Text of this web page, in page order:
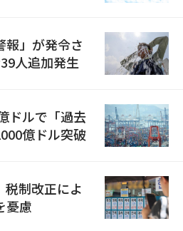
報」が発令さ
人追加発生
ドルで「過去
億ドル突破
税制改正によ
憂慮